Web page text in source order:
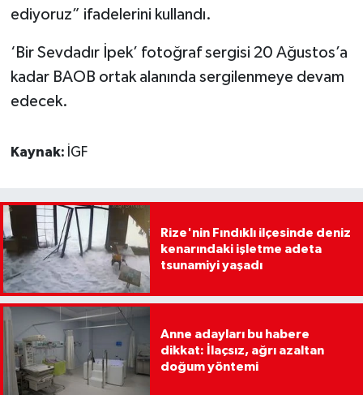
ediyoruz” ifadelerini kullandı.
‘Bir Sevdadır İpek’ fotoğraf sergisi 20 Ağustos’a
kadar BAOB ortak alanında sergilenmeye devam
edecek.
Kaynak: İGF
Rize'nin Fındıklı ilçesinde deniz
kenarındaki işletme adeta
tsunamiyi yaşadı
Anne adayları bu habere
dikkat: İlaçsız, ağrı azaltan
doğum yöntemi